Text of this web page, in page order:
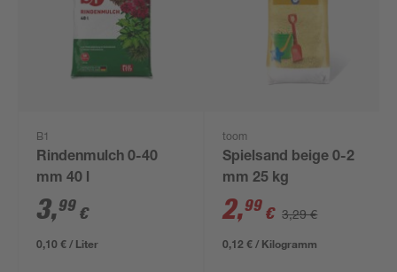
B1
Rindenmulch 0-40
mm 40 l
3,99 €
0,10 € / Liter
toom
Spielsand beige 0-2
mm 25 kg
2,99 € 3,29 €
0,12 € / Kilogramm